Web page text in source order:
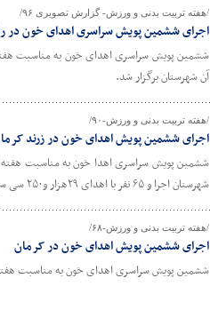
/هفته تربیت بدنی و ورزش- گزارش تصویری ۹۶/
اجرای ششمین پویش سراسری اهدای خون در
ششمین پویش سراسری اهدای خون به مناسبت
آن شهرستان برگزار شد.
/هفته تربیت بدنی و ورزش-۹۰/
اجرای ششمین پویش اهدای خون در زرند
شهرستان اجرا و ۶۵ نفر با اهدای ۲۹هزار و۲۵۰ سی سی خون در این پویش شرکت کردند.
/هفته تربیت بدنی و ورزش-۶۸/
اجرای ششمین پویش اهدای خون در کرمان
ششمین پویش سراسری اهدای خون به مناسبت هفته تربیت بدنی و ورزش، دوشنبه ۳۰مهرماه با حضور